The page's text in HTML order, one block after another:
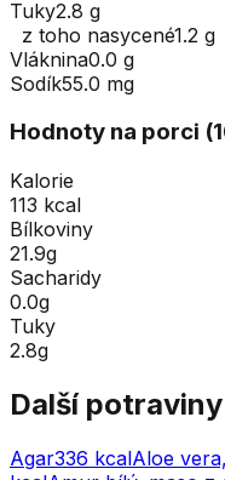
Tuky2.8 g
z toho nasycené1.2 g
Vláknina0.0 g
Sodík55.0 mg
Hodnoty na porci (
Kalorie
113 kcal
Bílkoviny
21.9g
Sacharidy
0.0g
Tuky
2.8g
Další
Agar336 kcalAloe